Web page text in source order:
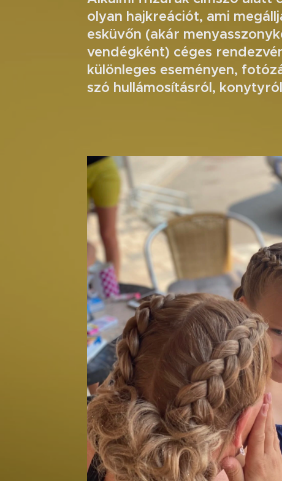
olyan hajkreációt, ami
esküvőn (akár
vendégként) céges
különleges eseményen,
szó hullámosításról,